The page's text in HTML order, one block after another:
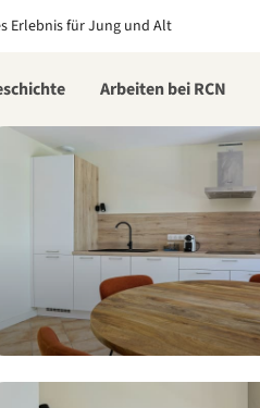
Erlebnis für Jung und Alt
Arbeiten bei RCN